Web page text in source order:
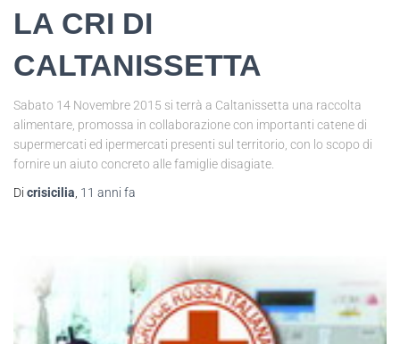
LA CRI DI
CALTANISSETTA
Sabato 14 Novembre 2015 si terrà a Caltanissetta una raccolta
alimentare, promossa in collaborazione con importanti catene di
supermercati ed ipermercati presenti sul territorio, con lo scopo di
fornire un aiuto concreto alle famiglie disagiate.
Di crisicilia 11 anni fa